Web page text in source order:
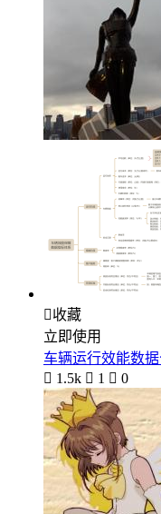
收藏
立即使用
车辆运行效能数
 1.5k  1  0